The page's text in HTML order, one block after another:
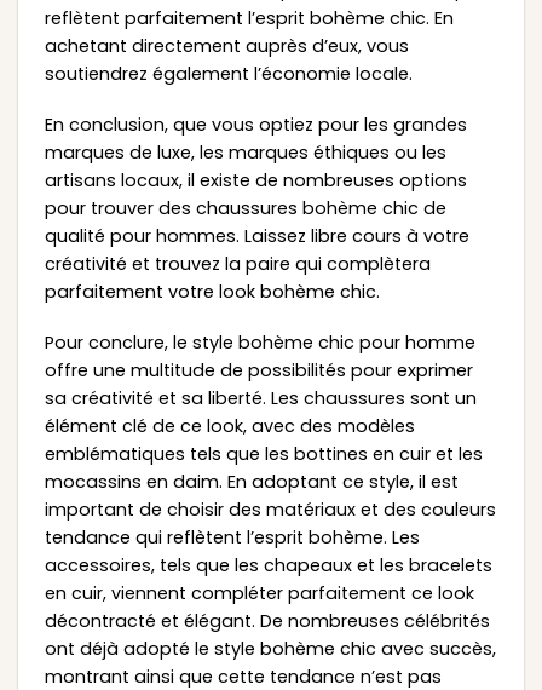
reflètent parfaitement l’esprit bohème chic. En
achetant directement auprès d’eux, vous
soutiendrez également l’économie locale.
En conclusion, que vous optiez pour les grandes
marques de luxe, les marques éthiques ou les
artisans locaux, il existe de nombreuses options
pour trouver des chaussures bohème chic de
qualité pour hommes. Laissez libre cours à votre
créativité et trouvez la paire qui complètera
parfaitement votre look bohème chic.
Pour conclure, le style bohème chic pour homme
offre une multitude de possibilités pour exprimer
sa créativité et sa liberté. Les chaussures sont un
élément clé de ce look, avec des modèles
emblématiques tels que les bottines en cuir et les
mocassins en daim. En adoptant ce style, il est
important de choisir des matériaux et des couleurs
tendance qui reflètent l’esprit bohème. Les
accessoires, tels que les chapeaux et les bracelets
en cuir, viennent compléter parfaitement ce look
décontracté et élégant. De nombreuses célébrités
ont déjà adopté le style bohème chic avec succès,
montrant ainsi que cette tendance n’est pas